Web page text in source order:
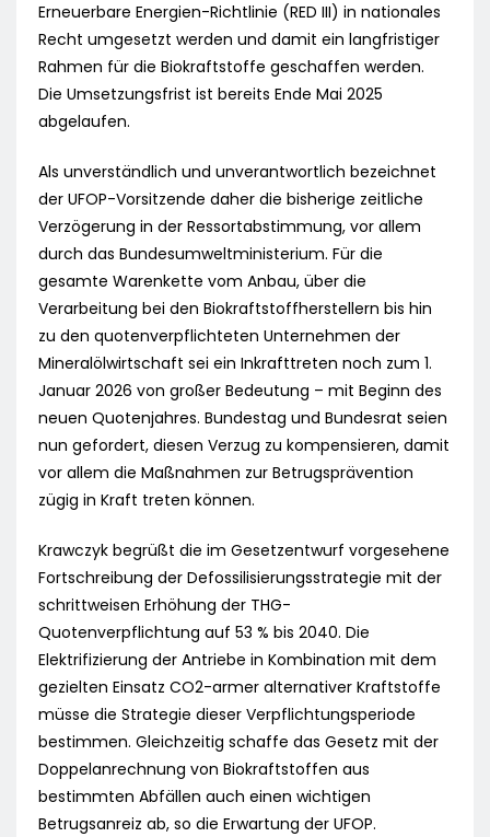
Erneuerbare Energien-Richtlinie (RED III) in nationales
Recht umgesetzt werden und damit ein langfristiger
Rahmen für die Biokraftstoffe geschaffen werden.
Die Umsetzungsfrist ist bereits Ende Mai 2025
abgelaufen.
Als unverständlich und unverantwortlich bezeichnet
der UFOP-Vorsitzende daher die bisherige zeitliche
Verzögerung in der Ressortabstimmung, vor allem
durch das Bundesumweltministerium. Für die
gesamte Warenkette vom Anbau, über die
Verarbeitung bei den Biokraftstoffherstellern bis hin
zu den quotenverpflichteten Unternehmen der
Mineralölwirtschaft sei ein Inkrafttreten noch zum 1.
Januar 2026 von großer Bedeutung – mit Beginn des
neuen Quotenjahres. Bundestag und Bundesrat seien
nun gefordert, diesen Verzug zu kompensieren, damit
vor allem die Maßnahmen zur Betrugsprävention
zügig in Kraft treten können.
Krawczyk begrüßt die im Gesetzentwurf vorgesehene
Fortschreibung der Defossilisierungsstrategie mit der
schrittweisen Erhöhung der THG-
Quotenverpflichtung auf 53 % bis 2040. Die
Elektrifizierung der Antriebe in Kombination mit dem
gezielten Einsatz CO2-armer alternativer Kraftstoffe
müsse die Strategie dieser Verpflichtungsperiode
bestimmen. Gleichzeitig schaffe das Gesetz mit der
Doppelanrechnung von Biokraftstoffen aus
bestimmten Abfällen auch einen wichtigen
Betrugsanreiz ab, so die Erwartung der UFOP.